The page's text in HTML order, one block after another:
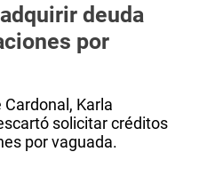
deuda
por
Karla
solicitar créditos
por vaguada.